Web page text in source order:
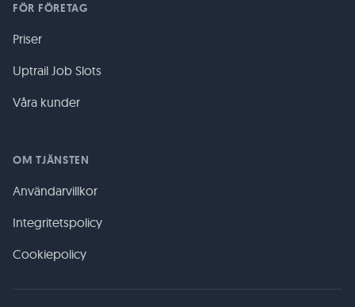
FÖR FÖRETAG
Priser
Uptrail Job Slots
Våra kunder
OM TJÄNSTEN
Användarvillkor
Integritetspolicy
Cookiepolicy